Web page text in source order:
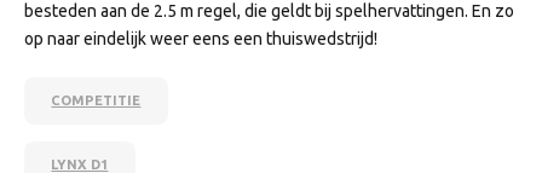
besteden aan de 2.5 m regel, die geldt bij spelhervattingen. En zo
op naar eindelijk weer eens een thuiswedstrijd!
COMPETITIE
LYNX D1